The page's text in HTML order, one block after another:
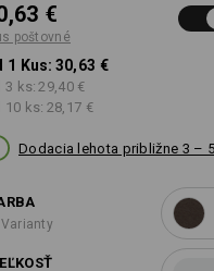
€
poštovné
1 Kus: 30,63 €
3 ks: 29,40 €
10 ks: 28,17 €
Dodacia lehota približne 3 –